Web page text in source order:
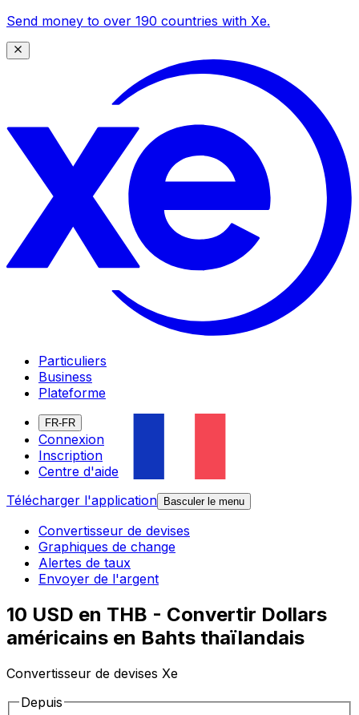
Send money to over 190 countries with Xe.
Particuliers
Business
Plateforme
FR-FR
Connexion
Inscription
Centre d'aide
Télécharger l'application
Basculer le menu
Convertisseur de devises
Graphiques de change
Alertes de taux
Envoyer de l'argent
10 USD en THB - Convertir Dollars
américains en Bahts thaïlandais
Convertisseur de devises Xe
Depuis